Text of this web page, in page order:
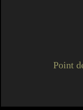
Point